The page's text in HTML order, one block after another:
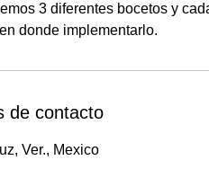
3 diferentes bocetos y
donde implementarlo.
de contacto
Ver., Mexico